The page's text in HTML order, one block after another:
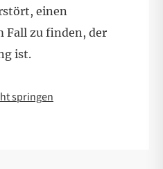
einen
Fall zu finden, der
ist.
springen